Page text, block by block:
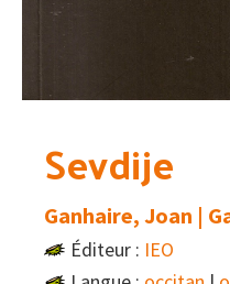
Sevdije
Ganhaire, Joan |
Éditeur : IEO